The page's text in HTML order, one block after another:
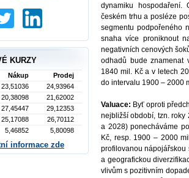
dynamiku hospodaření.
českém trhu a posléze
segmentu podpořeného
snaha více proniknout
negativních cenových
odhadů bude znamenat
1840 mil. Kč a v letech
do intervalu 1900 – 2000
Valuace: Byť oproti
nejbližší období, tzn. roky
a 2028) ponecháváme
Kč, resp. 1900 – 2000
profilovanou nápojářskou
a geografickou
vlivům s pozitivním
KURZY
Nákup
Prodej
23,51036
24,93964
20,38098
21,62002
27,45447
29,12353
25,17088
26,70112
5,46852 5,80098
informace zde